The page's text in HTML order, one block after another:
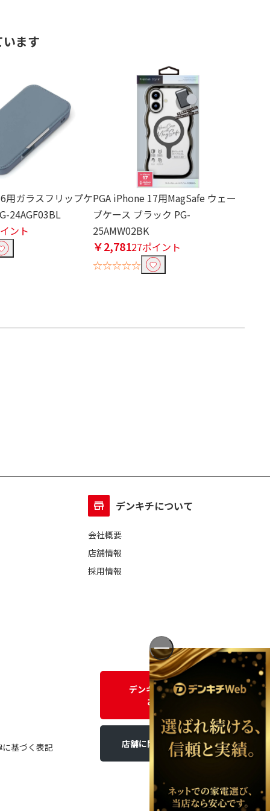
ます
用ガラスフリップケ
24AGF03BL
ント
PGA iPhone 17用MagSafe ウェー
ブケース ブラック PG-
25AMW02BK
￥2,78127ポイント
☆☆☆☆☆
デンキチについて
会社概要
店舗情報
採用情報
基づく表記
デンキチWEBに関する
お問い合わせ
店舗に関するお問い合わせ